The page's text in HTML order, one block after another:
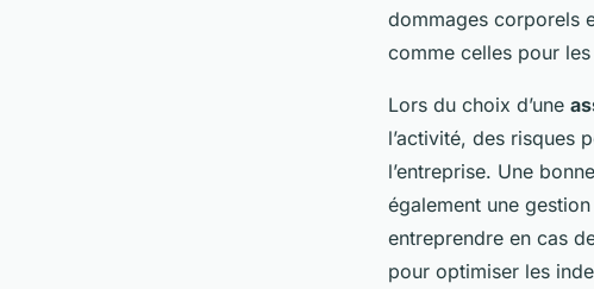
dommages corporels
comme celles pour
Lors du choix d’une
l’activité, des risques
l’entreprise. Une bonne
également une
entreprendre en cas
pour optimiser les